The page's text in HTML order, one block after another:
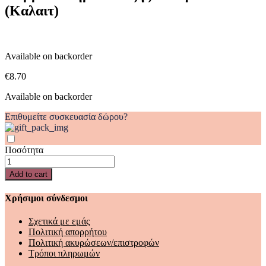
(Καλαιτ)
quantity
(Καλαιτ)
Available on backorder
€8.70
Available on backorder
Επιθυμείτε συσκευασία δώρου?
Ποσότητα
Κόμμα
&
σημεία
στίξης
νεοε.γλώσ.
quantity
Add to cart
Χρήσιμοι σύνδεσμοι
Σχετικά με εμάς
Πολιτική απορρήτου
Πολιτική ακυρώσεων/επιστροφών
Τρόποι πληρωμών